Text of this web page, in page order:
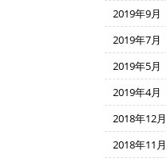
2019年9月
2019年7月
2019年5月
2019年4月
2018年12月
2018年11月